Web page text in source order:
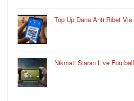
Top Up Dana Anti Ribet
Nikmati Siaran Live